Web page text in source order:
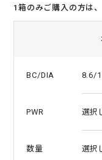
r
1箱のみご購入の方は
BC/DIA 8.6/
PWR
数量